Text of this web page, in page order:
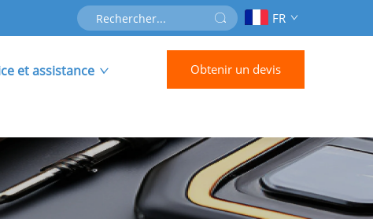
FR
et assistance Obtenir un devis